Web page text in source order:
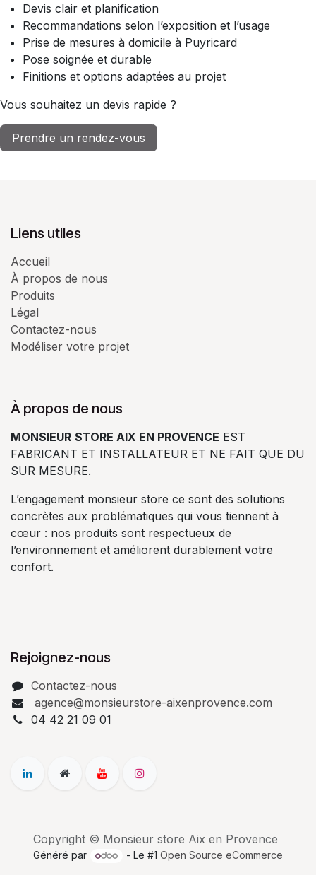
Devis clair et planification
Recommandations selon l’exposition et l’usage
Prise de mesures à domicile à Puyricard
Pose soignée et durable
Finitions et options adaptées au projet
Vous souhaitez un devis rapide ?
Prendre un rendez-vous
Liens utiles
Accueil
À propos de nous
Produits
Légal
Contactez-nous
Modéliser votre projet
À propos de nous
MONSIEUR STORE AIX EN PROVENCE EST
FABRICANT ET INSTALLATEUR ET NE FAIT QUE DU
SUR MESURE.
L’engagement monsieur store ce sont des solutions
concrètes aux problématiques qui vous tiennent à
cœur : nos produits sont respectueux de
l’environnement et améliorent durablement votre
confort.
Rejoignez-nous
Contactez-nous
agence@monsieurstore-aixenprovence.com
04 42 21 09 01
Copyright © Monsieur store Aix en Provence
Généré par - Le #1Open Source eCommerce